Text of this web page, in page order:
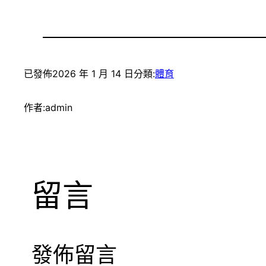
已發佈2026 年 1 月 14 日 分類:體育
作者:admin
留言
發佈留言